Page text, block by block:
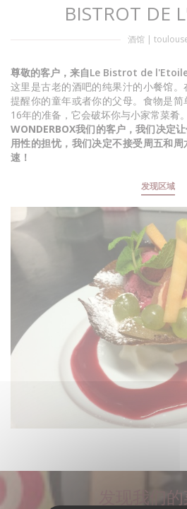
BISTROT DE
酒馆 |
尊敬的客户，来自Le Bistrot de l'Etoile
这里是古老的酒吧的纯果汁的小餐馆
提醒你的童年或者你的父母。食物是
16年的准备，它会破坏你与小家常菜肴。
WONDERBOX我们的客户，我们决定
用性的担忧，我们决定不接受周五和
速！
发现区域
发现我们